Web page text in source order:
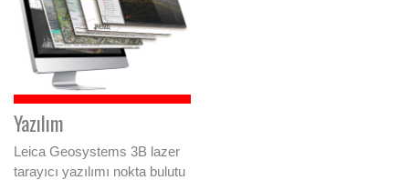
Yazılım
Leica Geosystems 3B lazer
tarayıcı yazılımı nokta bulutu